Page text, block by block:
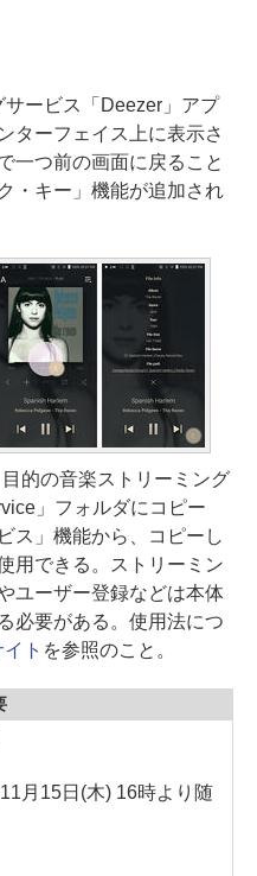
ービス「Deezer」アプ
ターフェイス上に表示さ
一つ前の画面に戻ること
・キー」機能が追加され
的の音楽ストリーミング
」フォルダにコピー
ス」機能から、コピーし
用できる。ストリーミン
ユーザー登録などは本体
必要がある。使用法につ
ト を参照のこと。
月15日(木) 16時より随